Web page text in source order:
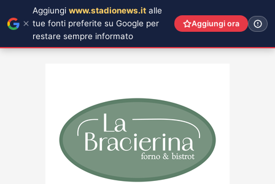
Aggiungi www.stadionews.it alle
tue fonti preferite su Google per
restare sempre informato
Aggiungi ora